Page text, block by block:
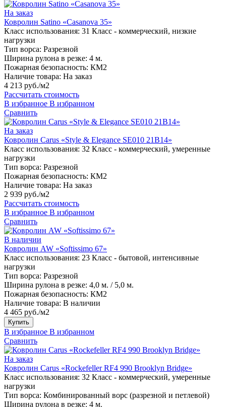
На заказ
Ковролин Satino «Casanova 35»
Класс использования: 31 Класс - коммерческий, низкие
нагрузки
Тип ворса: Разрезной
Ширина рулона в резке: 4 м.
Пожарная безопасность: КМ2
Наличие товара: На заказ
4 213 руб./м2
Рассчитать стоимость
В избранное В избранном
Сравнить
На заказ
Ковролин Carus «Style & Elegance SE010 21B14»
Класс использования: 32 Класс - коммерческий, умеренные
нагрузки
Тип ворса: Разрезной
Пожарная безопасность: КМ2
Наличие товара: На заказ
2 939 руб./м2
Рассчитать стоимость
В избранное В избранном
Сравнить
В наличии
Ковролин AW «Softissimo 67»
Класс использования: 23 Класс - бытовой, интенсивные
нагрузки
Тип ворса: Разрезной
Ширина рулона в резке: 4,0 м. / 5,0 м.
Пожарная безопасность: КМ2
Наличие товара: В наличии
4 465 руб./м2
Купить
В избранное В избранном
Сравнить
На заказ
Ковролин Carus «Rockefeller RF4 990 Brooklyn Bridge»
Класс использования: 32 Класс - коммерческий, умеренные
нагрузки
Тип ворса: Комбинированный ворс (разрезной и петлевой)
Ширина рулона в резке: 4 м.